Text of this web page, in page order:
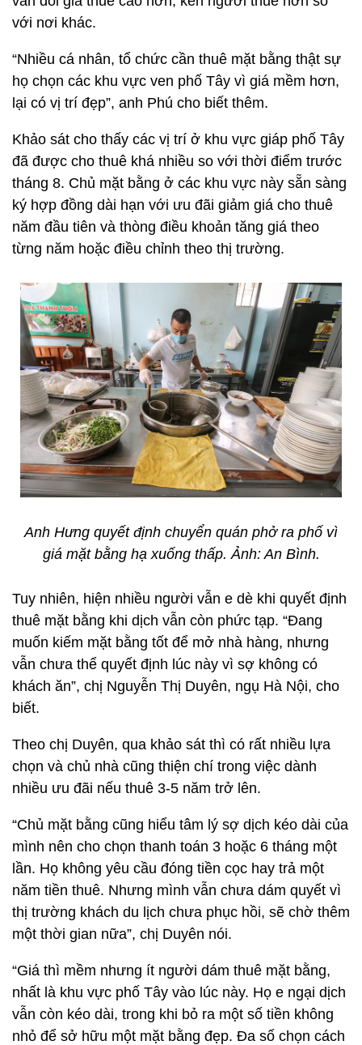
với nơi khác.
“Nhiều cá nhân, tổ chức cần thuê mặt bằng thật sự
họ chọn các khu vực ven phố Tây vì giá mềm hơn,
lại có vị trí đẹp”, anh Phú cho biết thêm.
Khảo sát cho thấy các vị trí ở khu vực giáp phố Tây
đã được cho thuê khá nhiều so với thời điểm trước
tháng 8. Chủ mặt bằng ở các khu vực này sẵn sàng
ký hợp đồng dài hạn với ưu đãi giảm giá cho thuê
năm đầu tiên và thòng điều khoản tăng giá theo
từng năm hoặc điều chỉnh theo thị trường.
Anh Hưng quyết định chuyển quán phở ra phố vì
giá mặt bằng hạ xuống thấp. Ảnh: An Bình.
Tuy nhiên, hiện nhiều người vẫn e dè khi quyết định
thuê mặt bằng khi dịch vẫn còn phức tạp. “Đang
muốn kiếm mặt bằng tốt để mở nhà hàng, nhưng
vẫn chưa thể quyết định lúc này vì sợ không có
khách ăn”, chị Nguyễn Thị Duyên, ngụ Hà Nội, cho
biết.
Theo chị Duyên, qua khảo sát thì có rất nhiều lựa
chọn và chủ nhà cũng thiện chí trong việc dành
nhiều ưu đãi nếu thuê 3-5 năm trở lên.
“Chủ mặt bằng cũng hiểu tâm lý sợ dịch kéo dài của
mình nên cho chọn thanh toán 3 hoặc 6 tháng một
lần. Họ không yêu cầu đóng tiền cọc hay trả một
năm tiền thuê. Nhưng mình vẫn chưa dám quyết vì
thị trường khách du lịch chưa phục hồi, sẽ chờ thêm
một thời gian nữa”, chị Duyên nói.
“Giá thì mềm nhưng ít người dám thuê mặt bằng,
nhất là khu vực phố Tây vào lúc này. Họ e ngại dịch
vẫn còn kéo dài, trong khi bỏ ra một số tiền không
nhỏ để sở hữu một mặt bằng đẹp. Đa số chọn cách